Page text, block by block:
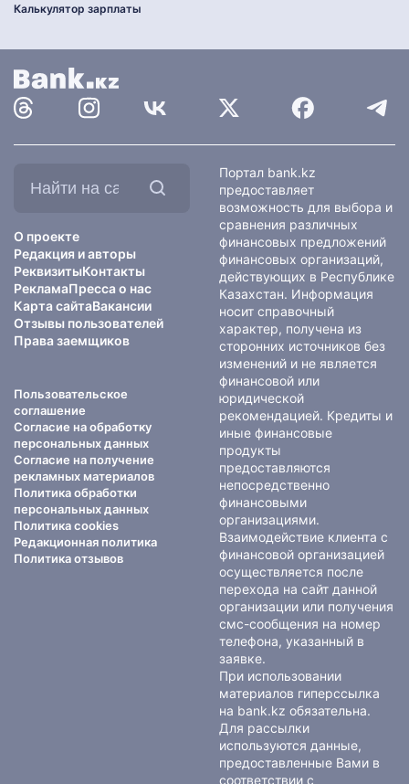
Калькулятор зарплаты
О проекте
Редакция и авторы
РеквизитыКонтакты
РекламаПресса о нас
Карта сайтаВакансии
Отзывы пользователей
Права заемщиков
Пользовательское
соглашение
Согласие на обработку
персональных данных
Согласие на получение
рекламных материалов
Политика обработки
персональных данных
Политика cookies
Редакционная политика
Политика отзывов
Портал bank.kz
предоставляет
возможность для выбора и
сравнения различных
финансовых предложений
финансовых организаций,
действующих в Республике
Казахстан. Информация
носит справочный
характер, получена из
сторонних источников без
изменений и не является
финансовой или
юридической
рекомендацией. Кредиты и
иные финансовые
продукты
предоставляются
непосредственно
финансовыми
организациями.
Взаимодействие клиента с
финансовой организацией
осуществляется после
перехода на сайт данной
организации или получения
смс-сообщения на номер
телефона, указанный в
заявке.
При использовании
материалов гиперссылка
на bank.kz обязательна.
Для рассылки
используются данные,
предоставленные Вами в
соответствии с